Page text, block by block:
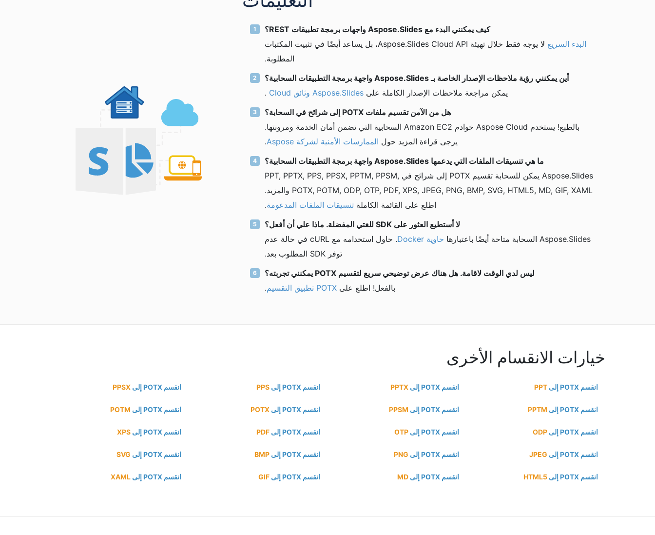
كيف يمكنني البدء مع Aspose.Slides واجهات برمجة تطبيقات REST؟
البدء السريع
لا يوجه فقط خلال تهيئة Aspose.Slides Cloud API، بل يساعد أيضًا في تثبيت المكتبات
المطلوبة.
أين يمكنني رؤية ملاحظات الإصدار الخاصة بـ Aspose.Slides واجهة برمجة التطبيقات السحابية؟
يمكن مراجعة ملاحظات الإصدار الكاملة على Aspose.Slides وثائق Cloud
.
هل من الآمن تقسيم ملفات POTX إلى شرائح في السحابة؟
بالطبع! يستخدم Aspose Cloud خوادم Amazon EC2 السحابية التي تضمن أمان الخدمة ومرونتها.
يرجى قراءة المزيد حول الممارسات الأمنية لشركة Aspose
.
ما هي تنسيقات الملفات التي يدعمها Aspose.Slides واجهة برمجة التطبيقات السحابية؟
Aspose.Slides يمكن للسحابة تقسيم POTX إلى شرائح في PPT, PPTX, PPS, PPSX, PPTM, PPSM,
POTX, POTM, ODP, OTP, PDF, XPS, JPEG, PNG, BMP, SVG, HTML5, MD, GIF, XAML والمزيد.
اطلع على القائمة الكاملة تنسيقات الملفات المدعومة.
لا أستطيع العثور على SDK للغتي المفضلة. ماذا علي أن أفعل؟
Aspose.Slides السحابة متاحة أيضًا باعتبارها
حاوية Docker
. حاول استخدامه مع cURL في حالة عدم
توفر SDK المطلوب بعد.
ليس لدي الوقت لاقامة. هل هناك عرض توضيحي سريع لتقسيم POTX يمكنني تجربته؟
بالفعل! اطلع على POTX تطبيق التقسيم .
خيارات الانقسام الأخرى
انقسم POTX إلى PPT انقسم POTX إلى PPTX انقسم POTX إلى PPS انقسم POTX إلى PPSX
انقسم POTX إلى PPTM انقسم POTX إلى PPSM انقسم POTX إلى POTX انقسم POTX إلى POTM
انقسم POTX إلى ODP انقسم POTX إلى OTP انقسم POTX إلى PDF انقسم POTX إلى XPS
انقسم POTX إلى JPEG انقسم POTX إلى PNG انقسم POTX إلى BMP انقسم POTX إلى SVG
انقسم POTX إلى HTML5 انقسم POTX إلى MD انقسم POTX إلى GIF انقسم POTX إلى XAML